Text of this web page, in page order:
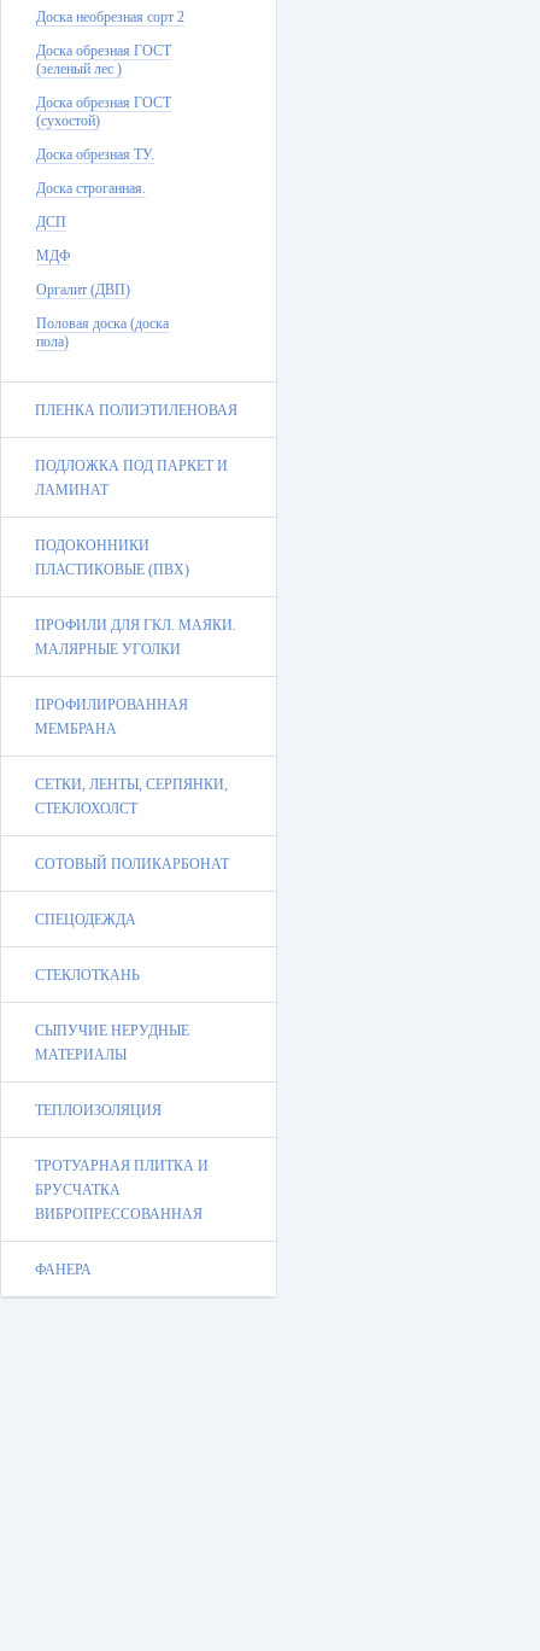
Доска необрезная сорт 2
Доска обрезная ГОСТ
(зеленый лес )
Доска обрезная ГОСТ
(сухостой)
Доска обрезная ТУ.
Доска строганная.
ДСП
МДФ
Оргалит (ДВП)
Половая доска (доска
пола)
ПЛЕНКА ПОЛИЭТИЛЕНОВАЯ
ПОДЛОЖКА ПОД ПАРКЕТ И
ЛАМИНАТ
ПОДОКОННИКИ
ПЛАСТИКОВЫЕ (ПВХ)
ПРОФИЛИ ДЛЯ ГКЛ. МАЯКИ.
МАЛЯРНЫЕ УГОЛКИ
ПРОФИЛИРОВАННАЯ
МЕМБРАНА
СЕТКИ, ЛЕНТЫ, СЕРПЯНКИ,
СТЕКЛОХОЛСТ
СОТОВЫЙ ПОЛИКАРБОНАТ
СПЕЦОДЕЖДА
СТЕКЛОТКАНЬ
СЫПУЧИЕ НЕРУДНЫЕ
МАТЕРИАЛЫ
ТЕПЛОИЗОЛЯЦИЯ
ТРОТУАРНАЯ ПЛИТКА И
БРУСЧАТКА
ВИБРОПРЕССОВАННАЯ
ФАНЕРА